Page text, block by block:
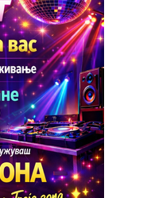
година, кога
Талент Шоу“.